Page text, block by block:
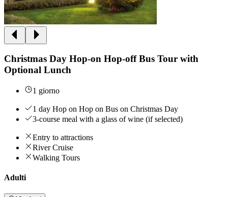
Christmas Day Hop-on Hop-off Bus Tour with
Optional Lunch
1 giorno
1 day Hop on Hop on Bus on Christmas Day
3-course meal with a glass of wine (if selected)
Entry to attractions
River Cruise
Walking Tours
Adulti